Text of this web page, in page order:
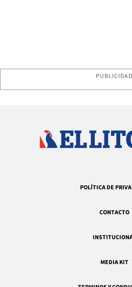
PUBLICIDAD
POLÍTICA DE
CONTACTO
MEDIA KIT